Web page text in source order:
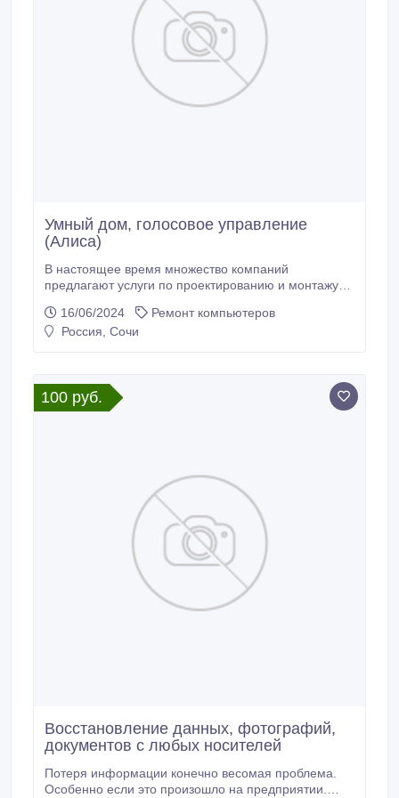
Умный дом, голосовое управление
(Алиса)
В настоящее время множество компаний
предлагают услуги по проектированию и монтажу
услуги по его реализации во многих случаях мягко
говоря завышены.. Для примеры управляемое по
расценки одной из компаний - такой же функционал
умного дома можно добиться за сумму в 8 -10 раз
ниже.
16/06/2024
Ремонт компьютеров
Россия, Сочи
100 руб.
Восстановление данных, фотографий,
документов с любых носителей
Потеря информации конечно весомая проблема.
Особенно если это произошло на предприятии.